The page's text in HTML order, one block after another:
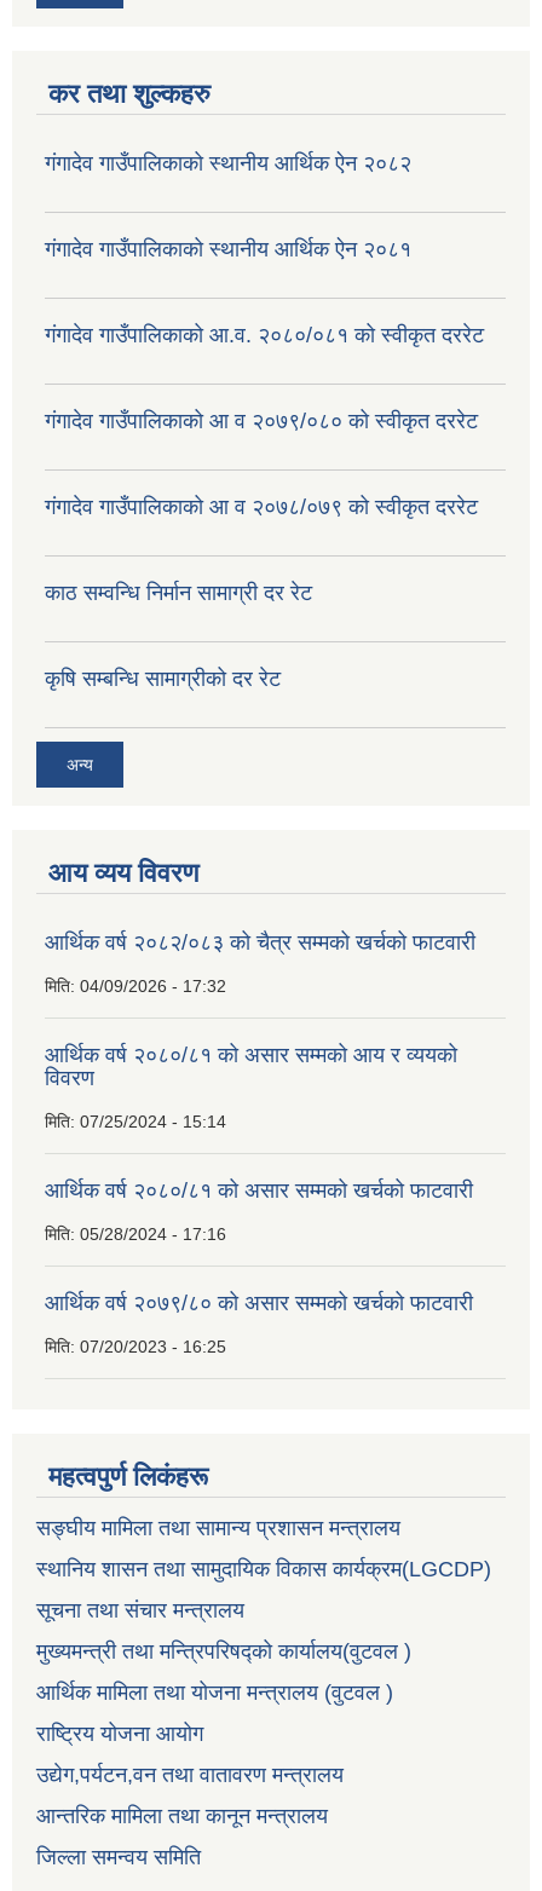
कर तथा शुल्कहरु
गंगादेव गाउँपालिकाको स्थानीय आर्थिक ऐन २०८२
गंगादेव गाउँपालिकाको स्थानीय आर्थिक ऐन २०८१
गंगादेव गाउँपालिकाको आ.व. २०८०/०८१ को स्वीकृत दररेट
गंगादेव गाउँपालिकाको आ व २०७९/०८० को स्वीकृत दररेट
गंगादेव गाउँपालिकाको आ व २०७८/०७९ को स्वीकृत दररेट
काठ सम्वन्धि निर्मान सामाग्री दर रेट
कृषि सम्बन्धि सामाग्रीको दर रेट
अन्य
आय व्यय विवरण
आर्थिक वर्ष २०८२/०८३ को चैत्र सम्मको खर्चको फाटवारी
मिति: 04/09/2026 - 17:32
आर्थिक वर्ष २०८०/८१ को असार सम्मको आय र व्ययको
विवरण
मिति: 07/25/2024 - 15:14
आर्थिक वर्ष २०८०/८१ को असार सम्मको खर्चको फाटवारी
मिति: 05/28/2024 - 17:16
आर्थिक वर्ष २०७९/८० को असार सम्मको खर्चको फाटवारी
मिति: 07/20/2023 - 16:25
महत्वपुर्ण लिकंहरू
सङ्घीय मामिला तथा सामान्य प्रशासन मन्त्रालय
स्थानिय शासन तथा सामुदायिक विकास कार्यक्रम(LGCDP)
सूचना तथा संचार मन्त्रालय
मुख्यमन्त्री तथा मन्त्रिपरिषद्को कार्यालय(वुटवल )
आर्थिक मामिला तथा योजना मन्त्रालय (वुटवल )
राष्ट्रिय योजना आयोग
उद्येग,पर्यटन,वन तथा वातावरण मन्त्रालय
आन्तरिक मामिला तथा कानून मन्त्रालय
जिल्ला समन्वय समिति